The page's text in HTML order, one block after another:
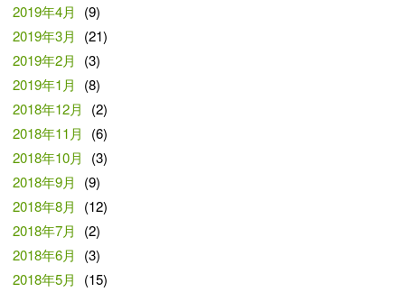
2019年4月
(9)
2019年3月
(21)
2019年2月
(3)
2019年1月
(8)
2018年12月
(2)
2018年11月
(6)
2018年10月
(3)
2018年9月
(9)
2018年8月
(12)
2018年7月
(2)
2018年6月
(3)
2018年5月
(15)